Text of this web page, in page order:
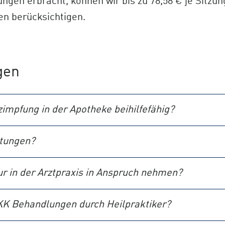
berücksichtigen.
in der Apotheke beihilfefähig?
in der Arztpraxis in Anspruch nehmen?
Behandlungen durch Heilpraktiker?